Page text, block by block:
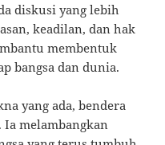
diskusi yang lebih
keadilan, dan hak
membentuk
bangsa dan dunia.
yang ada, bendera
Ia melambangkan